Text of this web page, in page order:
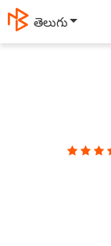
বাংলা